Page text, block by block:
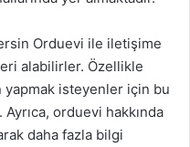
Orduevi ile iletişime
alabilirler. Özellikle
isteyenler için bu
Ayrıca, orduevi hakkında
daha fazla bilgi